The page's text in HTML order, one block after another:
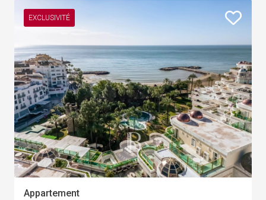
EXCLUSIVITÉ
Appartement